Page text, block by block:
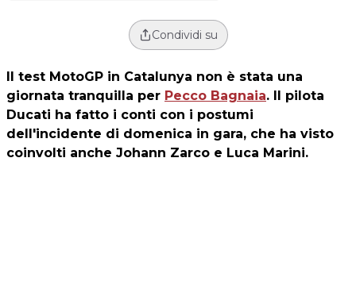
Condividi su
Il test MotoGP in Catalunya non è stata una
giornata tranquilla per Pecco Bagnaia. Il pilota
Ducati ha fatto i conti con i postumi
dell'incidente di domenica in gara, che ha visto
coinvolti anche Johann Zarco e Luca Marini.